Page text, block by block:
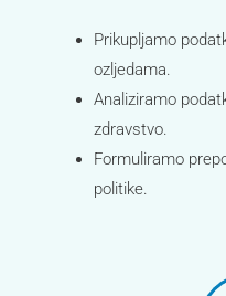
Prikupljamo
ozljedama.
Analiziramo
zdravstvo.
Formuliramo
politike.